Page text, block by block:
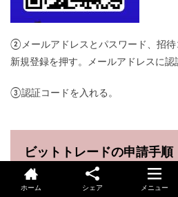
②メールアドレスとパスワード、招待
新規登録を押す。メールアドレスに認
③認証コードを入れる。
ビットトレードの申請手順
ホーム シェア メニュー